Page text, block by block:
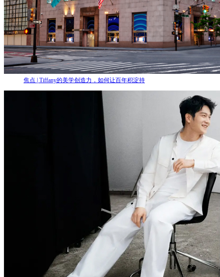
焦点 | Tiffany的美学创造力，如何让百年积淀持